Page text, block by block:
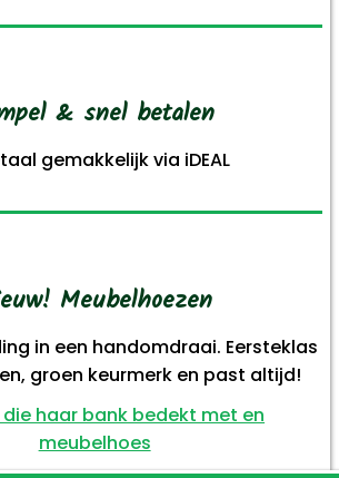
& snel betalen
Meubelhoezen
in een handomdraai. Eersteklas
groen keurmerk en past altijd!